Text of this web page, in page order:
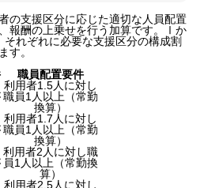
の支援区分に応じた適切な人員配置
報酬の上乗せを行う加算です。Ⅰか
れぞれに必要な支援区分の構成割
す。
職員配置要件
利用者1.5人に対し
職員1人以上（常勤
換算）
利用者1.7人に対し
職員1人以上（常勤
換算）
利用者2人に対し職
員1人以上（常勤換
算）
利用者2.5人に対し